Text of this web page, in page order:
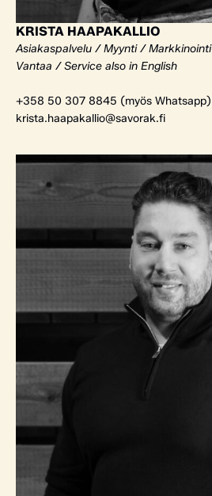
KRISTA HAAPAKALLIO
Asiakaspalvelu / Myynti / Markkinointi
Vantaa / Service also in English
+358 50 307 8845 (myös Whatsapp)
krista.haapakallio@savorak.fi